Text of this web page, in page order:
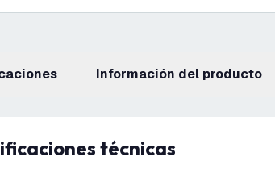
información del producto
técnicas